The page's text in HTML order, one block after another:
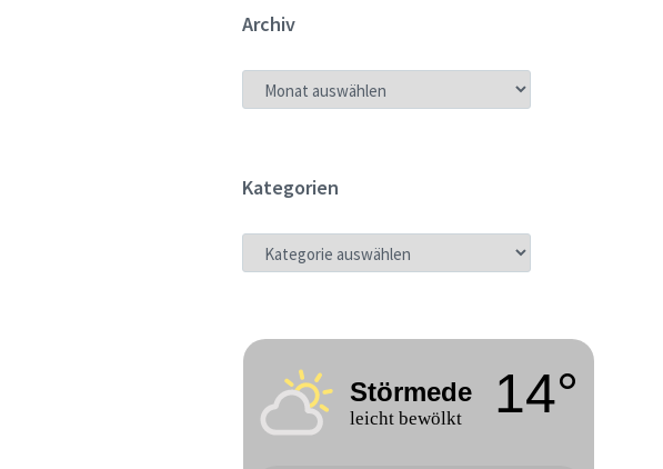
Archiv
ARCHIV
Kategorien
KATEGORIEN
Störmede
leicht bewölkt 14°